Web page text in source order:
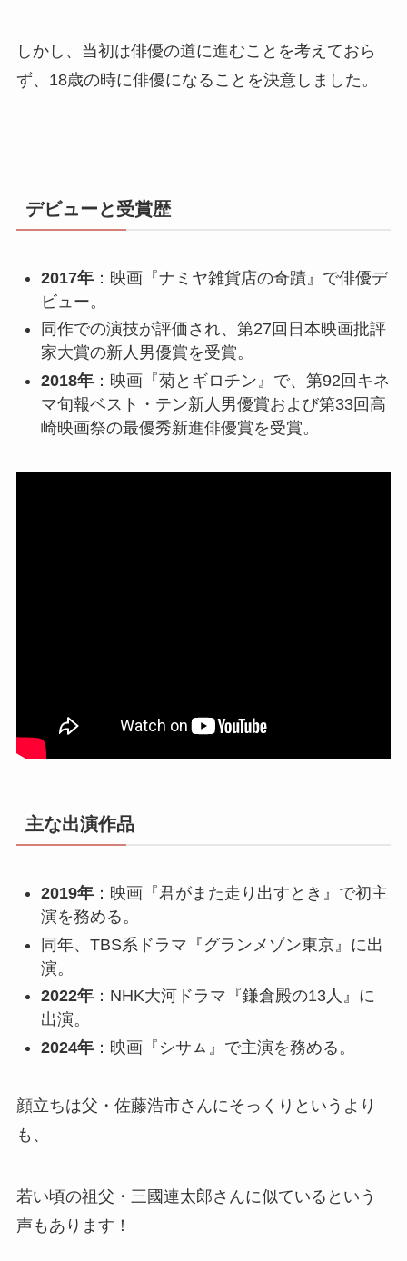
しかし、当初は俳優の道に進むことを考えておら
ず、18歳の時に俳優になることを決意しました。​
デビューと受賞歴
2017年：​映画『ナミヤ雑貨店の奇蹟』で俳優デ
ビュー。
同作での演技が評価され、第27回日本映画批評
家大賞の新人男優賞を受賞。
2018年：​映画『菊とギロチン』で、第92回キネ
マ旬報ベスト・テン新人男優賞および第33回高
崎映画祭の最優秀新進俳優賞を受賞。​
主な出演作品
2019年：​映画『君がまた走り出すとき』で初主
演を務める。
同年、TBS系ドラマ『グランメゾン東京』に出
演。
2022年：​NHK大河ドラマ『鎌倉殿の13人』に
出演。
2024年：​映画『シサㇺ』で主演を務める。
顔立ちは父・佐藤浩市さんにそっくりというより
も、
若い頃の祖父・三國連太郎さんに似ているという
声もあります！